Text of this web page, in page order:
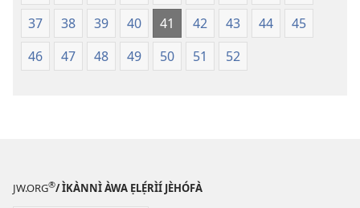
37
38 39 40 41 42 43 44
45
46
47 48 49 50 51 52
JW.ORG®/ ÌKÀNNÌ ÀWA ẸLẸ́RÌÍ JÈHÓFÀ